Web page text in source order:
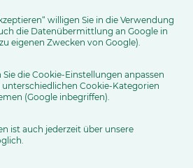
willigen Sie in die Verwendung
die Datenübermittlung an Google in
eigenen Zwecken von Google).
die Cookie-Einstellungen anpassen
Cookie-Kategorien
(Google inbegriffen).
ist auch jederzeit über unsere